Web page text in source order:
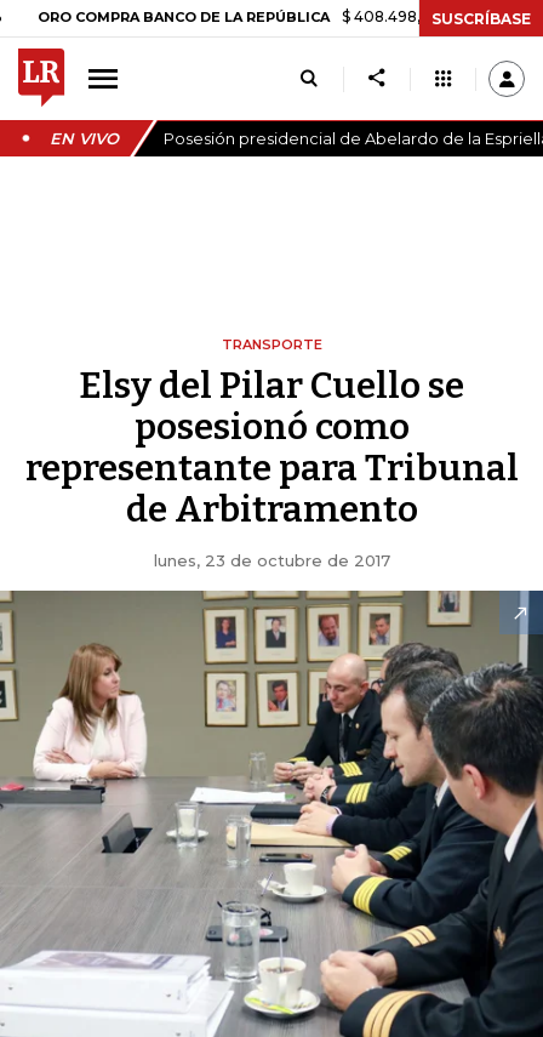
COMPRA BANCO DE LA REPÚBLICA $ 408.498,97 +$ 8.753,81 +2,19%
SUSCRÍBASE
EN VIVO Posesión presidencial de Abelardo de la
TRANSPORTE
Elsy del Pilar Cuello se
posesionó como
representante para Tribunal
de Arbitramento
lunes, 23 de octubre de 2017